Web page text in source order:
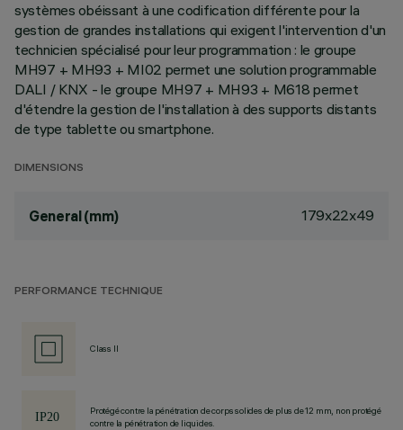
systèmes obéissant à une codification différente pour la
gestion de grandes installations qui exigent l'intervention d'un
technicien spécialisé pour leur programmation : le groupe
MH97 + MH93 + MI02 permet une solution programmable
DALI / KNX - le groupe MH97 + MH93 + M618 permet
d'étendre la gestion de l'installation à des supports distants
de type tablette ou smartphone.
DIMENSIONS
General (mm) 179x22x49
PERFORMANCE TECHNIQUE
Class II
Protégé contre la pénétration de corps solides de plus de 12 mm, non protégé
contre la pénétration de liquides.